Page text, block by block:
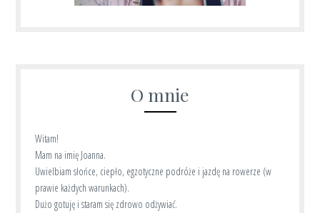
O mnie
Witam!
Mam na imię Joanna.
Uwielbiam słońce, ciepło, egzotyczne podróże i jazdę na rowerze (w
prawie każdych warunkach).
Dużo gotuję i staram się zdrowo odżywiać.